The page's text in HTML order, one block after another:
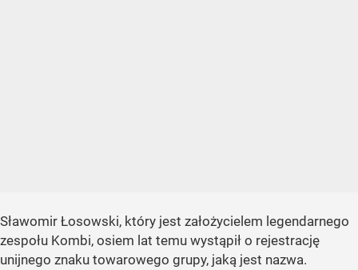
Sławomir Łosowski, który jest założycielem legendarnego
zespołu Kombi, osiem lat temu wystąpił o rejestrację
unijnego znaku towarowego grupy, jaką jest nazwa.